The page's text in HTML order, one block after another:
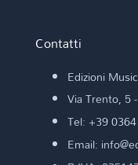
Contatti
Edizioni
Via Trento, 5
Tel: +39
Email: